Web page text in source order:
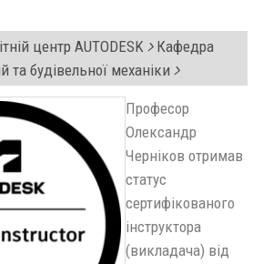
центр AUTODESK Кафедра
та будівельної механіки
Професор
Олександр
Черніков отримав
статус
сертифікованого
інструктора
(викладача) від